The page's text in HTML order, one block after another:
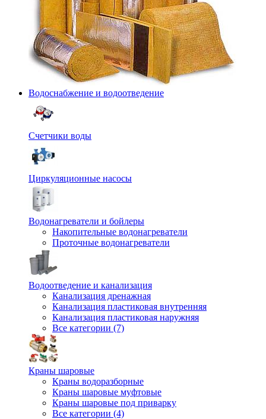
Водоснабжение и водоотведение
Счетчики воды
Циркуляционные насосы
Водонагреватели и бойлеры
Накопительные водонагреватели
Проточные водонагреватели
Водоотведение и канализация
Канализация дренажная
Канализация пластиковая внутренняя
Канализация пластиковая наружняя
Все категории (7)
Краны шаровые
Краны водоразборные
Краны шаровые муфтовые
Краны шаровые под приварку
Все категории (4)